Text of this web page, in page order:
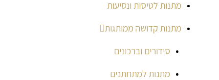
מתנות לטיסות ונסיעות
מתנות קדושה ממותגות
סידורים וברכונים
מתנות למתחתנים